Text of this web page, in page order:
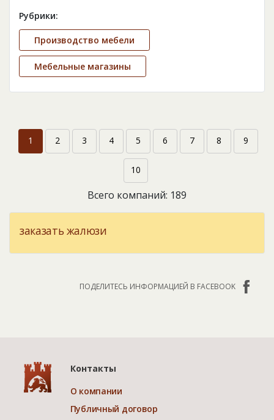
Рубрики:
Производство мебели
Мебельные магазины
1 2 3 4 5 6 7 8 9
10
Всего компаний: 189
заказать жалюзи
ПОДЕЛИТЕСЬ ИНФОРМАЦИЕЙ В FACEBOOK
Контакты
О компании
Публичный договор